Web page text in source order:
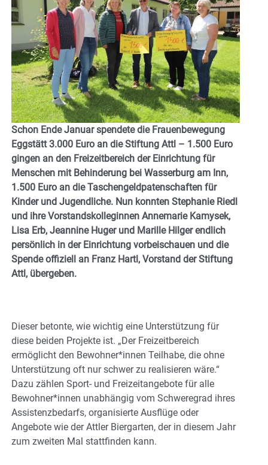
Schon Ende Januar spendete die Frauenbewegung
Eggstätt 3.000 Euro an die Stiftung Attl – 1.500 Euro
gingen an den Freizeitbereich der Einrichtung für
Menschen mit Behinderung bei Wasserburg am Inn,
1.500 Euro an die Taschengeldpatenschaften für
Kinder und Jugendliche. Nun konnten Stephanie Riedl
und ihre Vorstandskolleginnen Annemarie Kamysek,
Lisa Erb, Jeannine Huger und Marille Hilger endlich
persönlich in der Einrichtung vorbeischauen und die
Spende offiziell an Franz Hartl, Vorstand der Stiftung
Attl, übergeben.
Dieser betonte, wie wichtig eine Unterstützung für
diese beiden Projekte ist. „Der Freizeitbereich
ermöglicht den Bewohner*innen Teilhabe, die ohne
Unterstützung oft nur schwer zu realisieren wäre.“
Dazu zählen Sport- und Freizeitangebote für alle
Bewohner*innen unabhängig vom Schweregrad ihres
Assistenzbedarfs, organisierte Ausflüge oder
Angebote wie der Attler Biergarten, der in diesem Jahr
zum zweiten Mal stattfinden kann.